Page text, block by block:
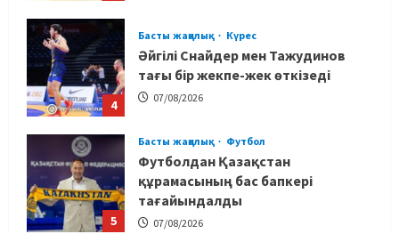
4
Басты жаңалық Күрес
Әйгілі Снайдер мен Тажудинов
тағы бір жекпе-жек өткізеді
07/08/2026
5
Басты жаңалық Футбол
Футболдан Қазақстан
құрамасының бас бапкері
тағайындалды
07/08/2026